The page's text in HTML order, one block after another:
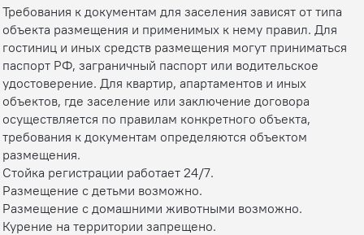
Требования к документам для заселения зависят от типа
объекта размещения и применимых к нему правил. Для
гостиниц и иных средств размещения могут приниматься
паспорт РФ, заграничный паспорт или водительское
удостоверение. Для квартир, апартаментов и иных
объектов, где заселение или заключение договора
осуществляется по правилам конкретного объекта,
требования к документам определяются объектом
размещения.
Стойка регистрации работает 24/7.
Размещение с детьми возможно.
Размещение с домашними животными возможно.
Курение на территории запрещено.